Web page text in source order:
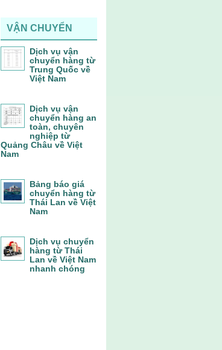
VẬN CHUYỂN
Dịch vụ vận
chuyển hàng từ
Trung Quốc về
Việt Nam
Dịch vụ vận
chuyển hàng an
toàn, chuyên
nghiệp từ
Quảng Châu về Việt
Nam
Bảng báo giá
chuyển hàng từ
Thái Lan về Việt
Nam
Dịch vụ chuyển
hàng từ Thái
Lan về Việt Nam
nhanh chóng